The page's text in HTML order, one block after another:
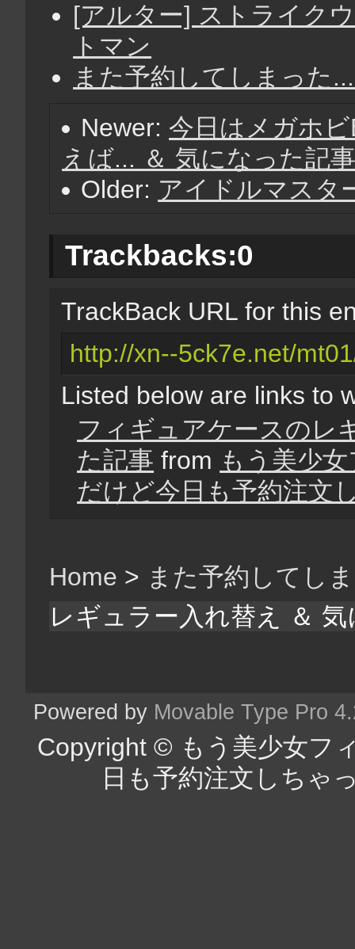
[アルター] ストライク
トマン
また予約してしまった
Newer:今日はメガホ
えば... ＆ 気になった記
Older: アイドルマスタ
Trackbacks:0
TrackBack URL for this
http://xn--5ck7e.net/
Listed below are links to
フィギュアケースのレ
た記事 from もう美少
だけど今日も予約注文
Home > また予約してし
レギュラー入れ替え ＆
Powered by Movable Type Pro
Copyright © もう美少女フ
日も予約注文しちゃ